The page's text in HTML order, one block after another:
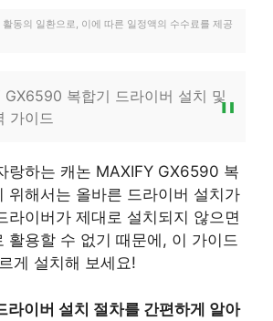
동의 일환으로, 이에 따른 일정액의 수수료를 제공
GX6590 복합기 드라이버 설치 및
가이드
랑하는 캐논 MAXIFY GX6590 복
위해서는 올바른 드라이버 설치가
라이버가 제대로 설치되지 않으면
활용할 수 없기 때문에, 이 가이드
게 설치해 보세요!
라이버 설치 절차를 간편하게 알아